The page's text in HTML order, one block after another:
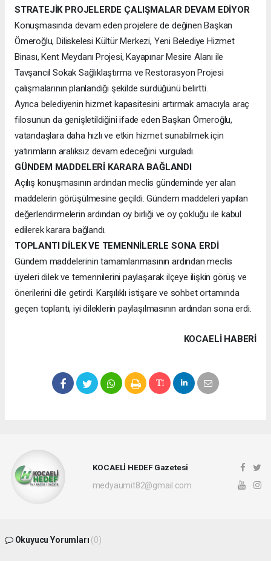
STRATEJİK PROJELERDE ÇALIŞMALAR DEVAM EDİYOR
Konuşmasında devam eden projelere de değinen Başkan
Ömeroğlu, Diliskelesi Kültür Merkezi, Yeni Belediye Hizmet
Binası, Kent Meydanı Projesi, Kayapınar Mesire Alanı ile
Tavşancıl Sokak Sağlıklaştırma ve Restorasyon Projesi
çalışmalarının planlandığı şekilde sürdüğünü belirtti.
Ayrıca belediyenin hizmet kapasitesini artırmak amacıyla araç
filosunun da genişletildiğini ifade eden Başkan Ömeroğlu,
vatandaşlara daha hızlı ve etkin hizmet sunabilmek için
yatırımların aralıksız devam edeceğini vurguladı.
GÜNDEM MADDELERİ KARARA BAĞLANDI
Açılış konuşmasının ardından meclis gündeminde yer alan
maddelerin görüşülmesine geçildi. Gündem maddeleri yapılan
değerlendirmelerin ardından oy birliği ve oy çokluğu ile kabul
edilerek karara bağlandı.
TOPLANTI DİLEK VE TEMENNİLERLE SONA ERDİ
Gündem maddelerinin tamamlanmasının ardından meclis
üyeleri dilek ve temennilerini paylaşarak ilçeye ilişkin görüş ve
önerilerini dile getirdi. Karşılıklı istişare ve sohbet ortamında
geçen toplantı, iyi dileklerin paylaşılmasının ardından sona erdi.
KOCAELI HABERİ
KOCAELİ HEDEF Gazetesi
medyaumit82@gmail.com
Okuyucu Yorumları (0)